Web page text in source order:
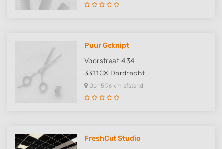
Puur Geknipt
Voorstraat 434
3311CX Dordrecht
Op 15,96 km afstand
FreshCut Studio